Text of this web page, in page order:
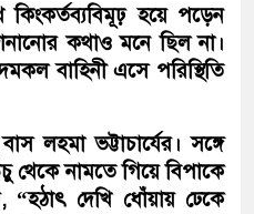
হয়ে পড়েন
কথাও মনে ছিল না।
বাহিনী এসে পরিস্থিতি
লহমা ভট্টাচার্যের। সঙ্গে
থেকে নামতে গিয়ে বিপাকে
“হঠাৎ দেখি ধোঁয়ায় ঢেকে